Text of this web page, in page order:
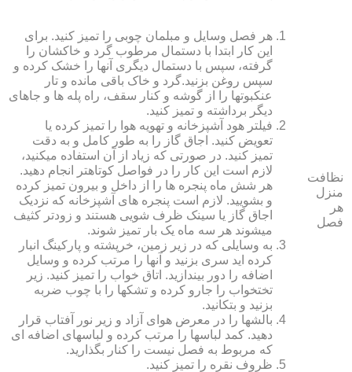
نظافت
منزل
هر
فصل
هر فصل وسایل و مبلمان چوبی را تمیز کنید. برای
این کار ابتدا با دستمال مرطوب گرد و خاک‏شان را
گرفته، سپس با دستمال دیگری آنها را خشک کرده و
سپس روغن بزنید.گرد و خاک باقی مانده و تار
عنکبوت‏ها را از گوشه و کنار سقف، راه پله‏ ها و جاهای
دیگر برداشته و تمیز کنید.
فیلتر هود آشپزخانه و تهویه هوا را تمیز کرده یا
تعویض کنید. اجاق گاز را به طور کامل و به دقت
تمیز کنید. در صورتی که زیاد از آن استفاده می‏کنید،
لازم است این کار را در فواصل کوتاه‏تر انجام دهید.
هر شش ماه پنجره‏ ها را از داخل و بیرون تمیز کرده
و بشویید. لازم است پنجره‏ های آشپزخانه که نزدیک
اجاق گاز یا سینک ظرف شویی هستند و زودتر کثیف
می‏شوند هر سه ماه یک بار تمیز شوند.
به وسایلی که در زیر زمین، خرپشته و پارکینگ انبار
کرده‏ اید سری بزنید و آنها را مرتب کرده و وسایل
اضافه را دور بیندازید. اتاق خواب را تمیز کنید. زیر
تختخواب را جارو کرده و تشک‏ها را با چوب ضربه
بزنید و بتکانید.
بالش‏ها را در معرض هوای آزاد و زیر نور آفتاب قرار
دهید. کمد لباس‏ها را مرتب کرده و لباس‏های اضافه ای
که مربوط به فصل نیست را کنار بگذارید.
ظروف نقره را تمیز کنید.